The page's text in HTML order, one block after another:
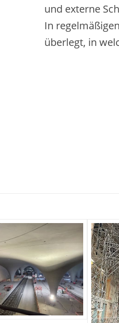
und externe
In
überlegt, in